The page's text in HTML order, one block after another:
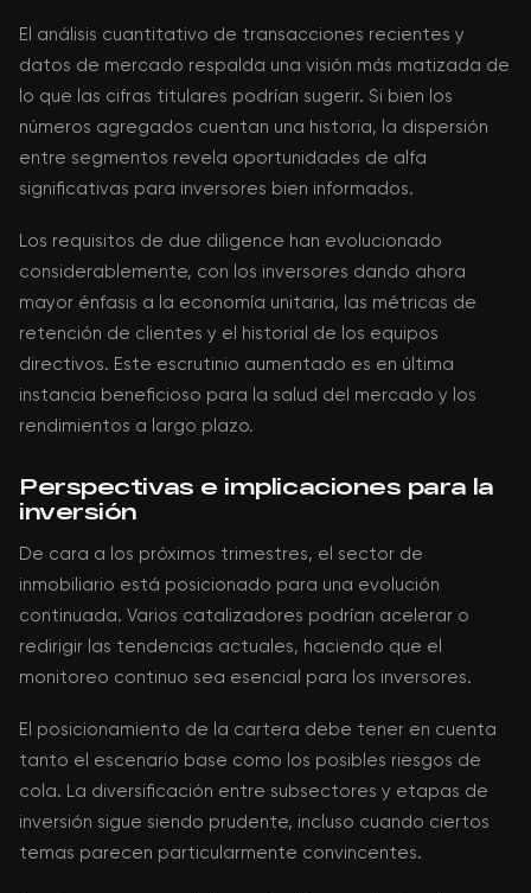
El análisis cuantitativo de transacciones recientes y
datos de mercado respalda una visión más matizada de
lo que las cifras titulares podrían sugerir. Si bien los
números agregados cuentan una historia, la dispersión
entre segmentos revela oportunidades de alfa
significativas para inversores bien informados.
Los requisitos de due diligence han evolucionado
considerablemente, con los inversores dando ahora
mayor énfasis a la economía unitaria, las métricas de
retención de clientes y el historial de los equipos
directivos. Este escrutinio aumentado es en última
instancia beneficioso para la salud del mercado y los
rendimientos a largo plazo.
Perspectivas e implicaciones para la
inversión
De cara a los próximos trimestres, el sector de
inmobiliario está posicionado para una evolución
continuada. Varios catalizadores podrían acelerar o
redirigir las tendencias actuales, haciendo que el
monitoreo continuo sea esencial para los inversores.
El posicionamiento de la cartera debe tener en cuenta
tanto el escenario base como los posibles riesgos de
cola. La diversificación entre subsectores y etapas de
inversión sigue siendo prudente, incluso cuando ciertos
temas parecen particularmente convincentes.